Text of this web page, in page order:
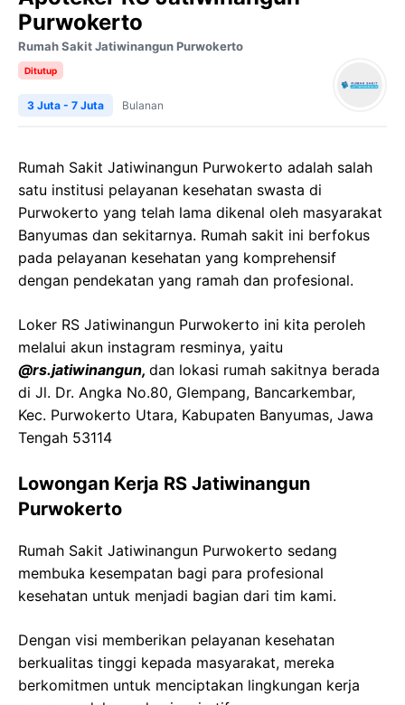
Purwokerto
Rumah Sakit Jatiwinangun Purwokerto
Ditutup
3 Juta - 7 Juta Bulanan
Rumah Sakit Jatiwinangun Purwokerto adalah salah
satu institusi pelayanan kesehatan swasta di
Purwokerto yang telah lama dikenal oleh masyarakat
Banyumas dan sekitarnya. Rumah sakit ini berfokus
pada pelayanan kesehatan yang komprehensif
dengan pendekatan yang ramah dan profesional.
Loker RS Jatiwinangun Purwokerto ini kita peroleh
melalui akun instagram resminya, yaitu
@rs.jatiwinangun, dan lokasi rumah sakitnya berada
di Jl. Dr. Angka No.80, Glempang, Bancarkembar,
Kec. Purwokerto Utara, Kabupaten Banyumas, Jawa
Tengah 53114
Lowongan Kerja RS Jatiwinangun
Purwokerto
Rumah Sakit Jatiwinangun Purwokerto sedang
membuka kesempatan bagi para profesional
kesehatan untuk menjadi bagian dari tim kami.
Dengan visi memberikan pelayanan kesehatan
berkualitas tinggi kepada masyarakat, mereka
berkomitmen untuk menciptakan lingkungan kerja